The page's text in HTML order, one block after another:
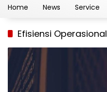
Home News Service
Efisiensi Operasional